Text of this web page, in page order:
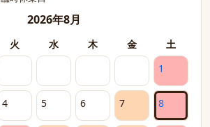
2026年8月
火 水 木 金
土
1
4 5 6 7 8